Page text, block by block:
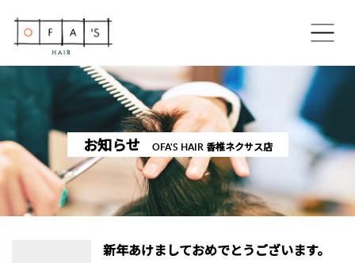
コンセプト
OFA’S HAIR 博多住吉本店
OFA’S HAIR 香椎ネクサス店
OFA’S HAIR 美野島通り店
お知らせ OFA'S HAIR 香椎ネクサス店
新年あけましておめでとうございます。